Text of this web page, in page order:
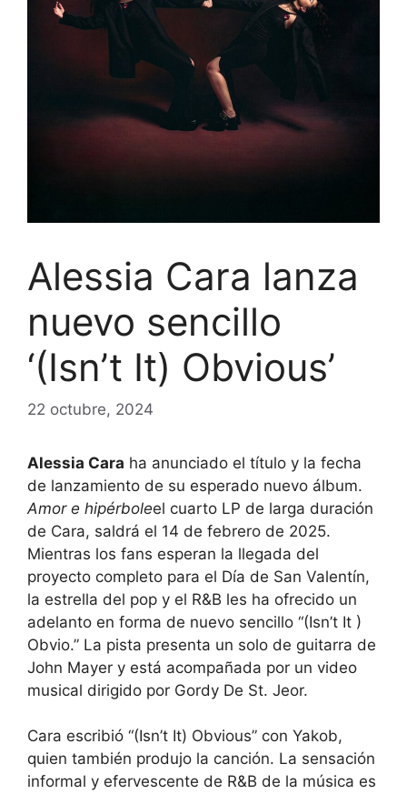
Alessia Cara lanza
nuevo sencillo
‘(Isn’t It) Obvious’
22 octubre, 2024
Alessia Cara ha anunciado el título y la fecha
de lanzamiento de su esperado nuevo álbum.
Amor e hipérboleel cuarto LP de larga duración
de Cara, saldrá el 14 de febrero de 2025.
Mientras los fans esperan la llegada del
proyecto completo para el Día de San Valentín,
la estrella del pop y el R&B les ha ofrecido un
adelanto en forma de nuevo sencillo “(Isn’t It )
Obvio.” La pista presenta un solo de guitarra de
John Mayer y está acompañada por un video
musical dirigido por Gordy De St. Jeor.
Cara escribió “(Isn’t It) Obvious” con Yakob,
quien también produjo la canción. La sensación
informal y efervescente de R&B de la música es